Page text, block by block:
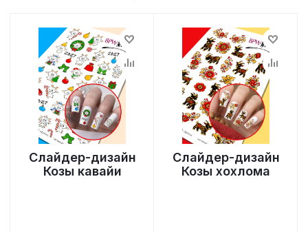
Слайдер-дизайн
Козы кавайи
Слайдер-дизайн
Козы хохлома